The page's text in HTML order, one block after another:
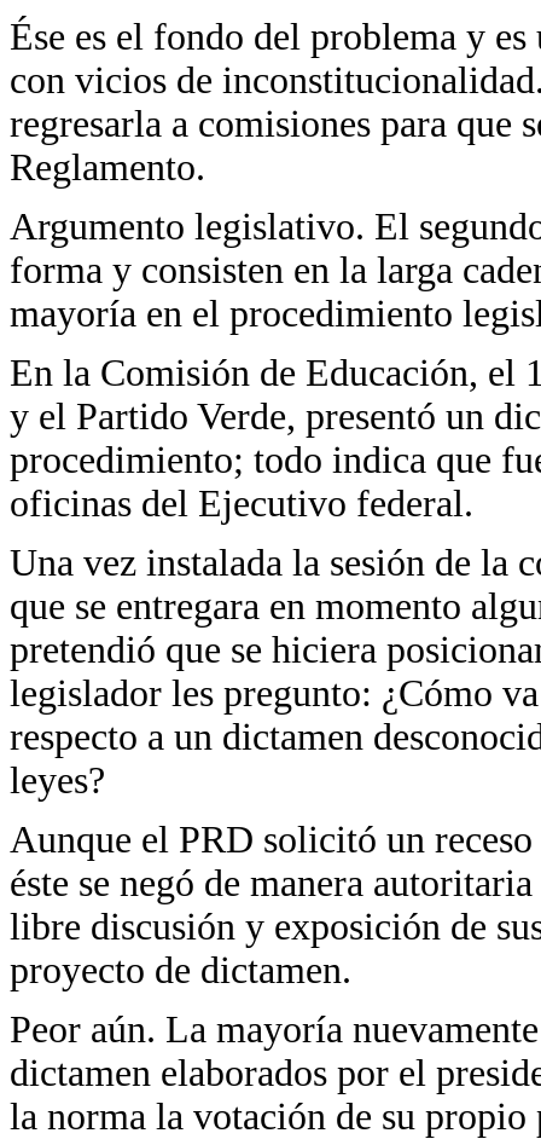
Ése es el fondo del problema y
con vicios de
regresarla a comisiones para que
Reglamento.
Argumento legislativo. El
forma y consisten en la larga
mayoría en el procedimiento
En la Comisión de Educación, el
y el Partido Verde, presentó un
procedimiento; todo indica que
oficinas del Ejecutivo federal.
Una vez instalada la sesión de la
que se entregara en momento
pretendió que se hiciera
legislador les pregunto: ¿Cómo
respecto a un dictamen
leyes?
Aunque el PRD solicitó un
éste se negó de manera
libre discusión y exposición de
proyecto de dictamen.
Peor aún. La mayoría
dictamen elaborados por el
la norma la votación de su propio